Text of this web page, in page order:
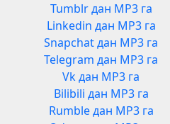
Tumblr дан MP3 га
Linkedin дан MP3 га
Snapchat дан MP3 га
Telegram дан MP3 га
Vk дан MP3 га
Bilibili дан MP3 га
Rumble дан MP3 га